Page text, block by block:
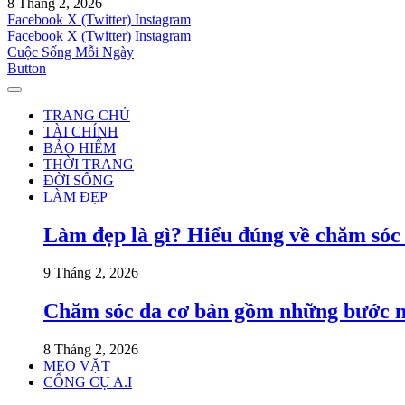
Facebook X (Twitter) Instagram
Facebook X (Twitter) Instagram
Cuộc Sống Mỗi Ngày
Button
TRANG CHỦ
TÀI CHÍNH
BẢO HIỂM
THỜI TRANG
ĐỜI SỐNG
LÀM ĐẸP
Làm đẹp là gì? Hiểu đúng về chăm
9 Tháng 2, 2026
Chăm sóc da cơ bản gồm những bước
8 Tháng 2, 2026
MẸO VẶT
CÔNG CỤ A.I